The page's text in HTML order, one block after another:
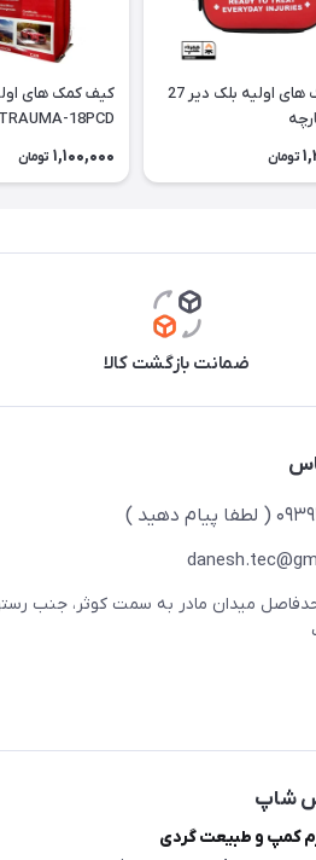
کیت کمک های اولیه بلک دیر 27
تومان
کیف کمک های
TRAUMA-18PCD
1,100,000 تومان
ضمانت بازگشت کالا
دهید )
میدان مادر به سمت کوثر، جنب
شاپ
کمپ و طبیعت گردی